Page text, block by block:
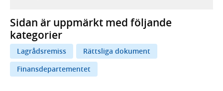
Sidan är uppmärkt med följande
kategorier
Lagrådsremiss
Rättsliga dokument
Finansdepartementet